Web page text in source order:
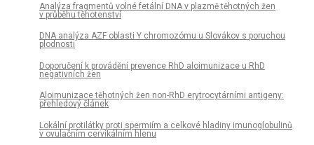
Analýza fragmentů volné fetální DNA v plazmě těhotných žen
v průběhu těhotenství
DNA analýza AZF oblasti Y chromozómu u Slovákov s poruchou
plodnosti
Doporučení k provádění prevence RhD aloimunizace u RhD
negativních žen
Aloimunizace těhotných žen non-RhD erytrocytárními antigeny:
přehledový článek
Lokální protilátky proti spermiím a celkové hladiny imunoglobulinů
v ovulačním cervikálním hlenu